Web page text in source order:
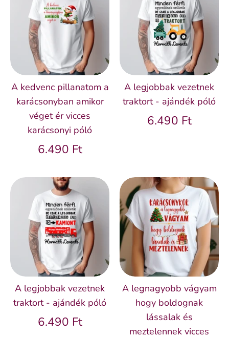
A kedvenc pillanatom a
karácsonyban amikor
véget ér vicces
karácsonyi póló
6.490 Ft
A legjobbak vezetnek
traktort - ajándék póló
6.490 Ft
A legjobbak vezetnek
traktort - ajándék póló
6.490 Ft
A legnagyobb vágyam
hogy boldognak
lássalak és
meztelennek vicces